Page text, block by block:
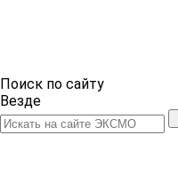
Поиск по сайту
Везде